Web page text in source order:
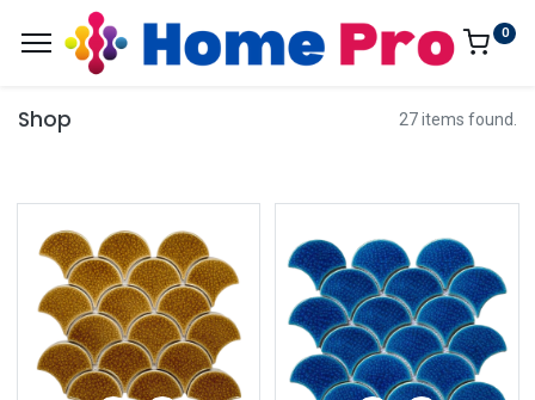
0
Shop 27 items found.